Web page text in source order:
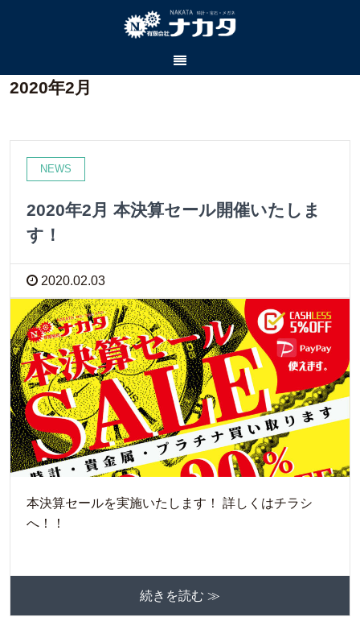
2020年2月
NEWS
2020年2月 本決算セール開催いたしま
す！
2020.02.03
本決算セールを実施いたします！ 詳しくはチラシ
へ！！
続きを読む ≫